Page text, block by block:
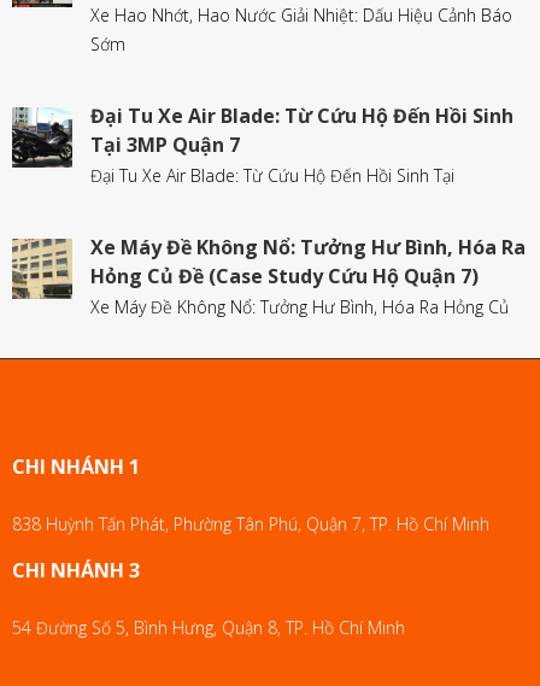
Xe Hao Nhớt, Hao Nước Giải Nhiệt: Dấu Hiệu Cảnh Báo
Sớm
Đại Tu Xe Air Blade: Từ Cứu Hộ Đến Hồi Sinh
Tại 3MP Quận 7
Đại Tu Xe Air Blade: Từ Cứu Hộ Đến Hồi Sinh Tại
Xe Máy Đề Không Nổ: Tưởng Hư Bình, Hóa Ra
Hỏng Củ Đề (Case Study Cứu Hộ Quận 7)
Xe Máy Đề Không Nổ: Tưởng Hư Bình, Hóa Ra Hỏng Củ
CHI NHÁNH 1
838 Huỳnh Tấn Phát, Phường Tân Phú, Quận 7, TP. Hồ Chí Minh
CHI NHÁNH 3
54 Đường Số 5, Bình Hưng, Quận 8, TP. Hồ Chí Minh